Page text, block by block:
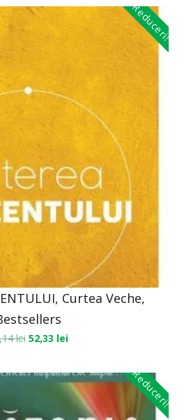
Reduceri!
Curtea Veche,
lei 52,33 lei
Reduceri!